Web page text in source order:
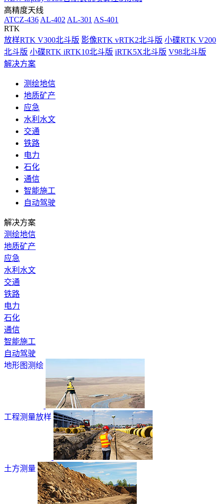
高精度天线
ATCZ-436 AL-402 AL-301 AS-401
RTK
放样RTK V300北斗版 影像RTK vRTK2北斗版 小碟RTK V200
北斗版 小碟RTK iRTK10北斗版 iRTK5X北斗版 V98北斗版
解决方案
测绘地信
地质矿产
应急
水利水文
交通
铁路
电力
石化
通信
智能施工
自动驾驶
解决方案
测绘地信
地质矿产
应急
水利水文
交通
铁路
电力
石化
通信
智能施工
自动驾驶
地形图测绘
工程测量放样
土方测量